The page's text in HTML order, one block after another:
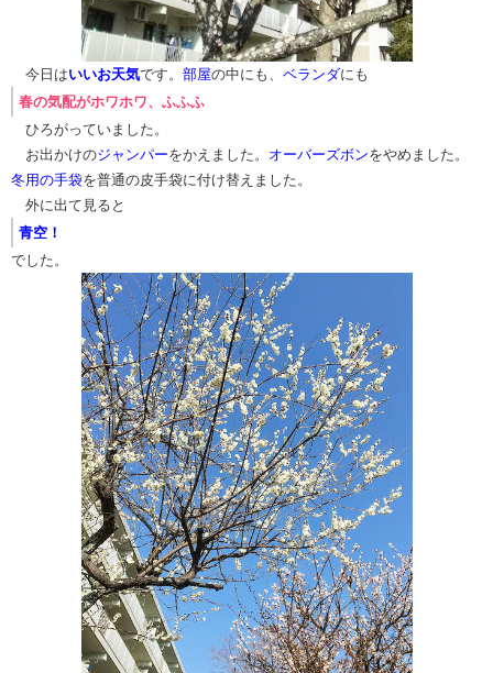
​​​​​​​​​​​​ 今日はいいお天気です。 部屋の中にも、 ベランダにも
​春の気配がホワホワ、ふふふ​
ひろがっていました。
お出かけのジャンパーをかえました。 オーバーズボンをやめました。
冬用の手袋を普通の皮手袋に付け替えました。
外に出て見ると
青空！
でした。​​​​​​​​​​​​